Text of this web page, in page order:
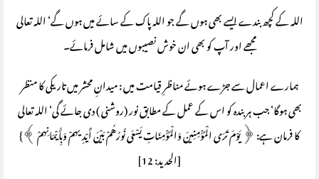
اللہ کے کچھ بندے ایسے بھی ہوں گے جو اللہ پاک کے سائے میں ہوں گے‘ اللہ تعالی
مجھے اور آپ کو بھی ان خوش نصیبوں میں شامل فرمائے۔
ہمارے اعمال سے جڑے ہوئے مناظرِ قیامت میں : میدانِ محشر میں تاریکی کا منظر
بھی ہوگا‘ جب ہر بندہ کو اس کے عمل کے مطابق نور (روشنی ) دی جائے گی‘ اللہ تعالی
کا فرمان ہے: ﴿ يَوْمَ تَرَى الْمُؤْمِنِينَ وَالْمُؤْمِنَاتِ يَسْعَى نُورُهُمْ بَيْنَ أَيْدِيهِمْ وَبِأَيْمَانِهِمْ ﴾}
[الحديد: 12]